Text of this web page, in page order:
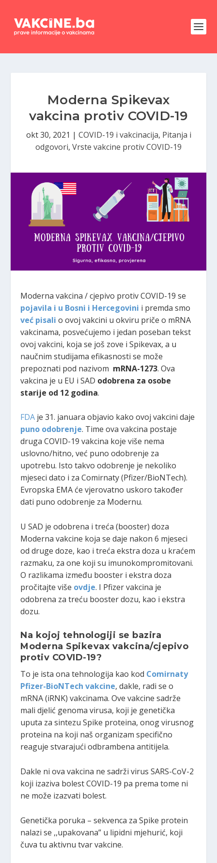
Moderna Spikevax
vakcina protiv COVID-19
okt 30, 2021 | COVID-19 i vakcinacija, Pitanja i
odgovori, Vrste vakcine protiv COVID-19
Moderna vakcina / cjepivo protiv COVID-19 se
pojavila i u Bosni i Hercegovini i premda smo
već pisali o ovoj vakcini u okviru priče o mRNA
vakcinama, posvećujemo i jedan poseban tekst
ovoj vakcini, koja se još zove i Spikevax, a u
naučnim studijama efikasnosti se može
prepoznati pod nazivom mRNA-1273. Ova
vakcina je u EU i SAD odobrena za osobe
starije od 12 godina.
FDA je 31. januara objavio kako ovoj vakcini daje
puno odobrenje. Time ova vakcina postaje
druga COVID-19 vakcina koje više nema
uslovno/hitno, već puno odobrenje za
upotrebu. Isto takvo odobrenje je nekoliko
mjeseci dato i za Comirnaty (Pfizer/BioNTech).
Evropska EMA će vjerovatno uskoro također
dati puno odobrenje za Modernu.
U SAD je odobrena i treća (booster) doza
Moderna vakcine koja se daje nakon 6 mjeseci
od druge doze, kao i treća ekstra doza u kraćem
razmaku, za one koji su imunokompromitovani.
O razlikama između booster i ekstra doza
pročitajte više ovdje. I Pfizer vakcina je
odobrena za treću booster dozu, kao i ekstra
dozu.
Na kojoj tehnologiji se bazira
Moderna Spikevax vakcina/cjepivo
protiv COVID-19?
To je ista ona tehnologija kao kod Comirnaty
Pfizer-BioNTech vakcine, dakle, radi se o
mRNA (iRNK) vakcinama. Ove vakcine sadrže
mali djelić genoma virusa, koji je genetička
uputa za sintezu Spike proteina, onog virusnog
proteina na koji naš organizam specifično
reaguje stvarajući odbrambena antitijela.
Dakle ni ova vakcina ne sadrži virus SARS-CoV-2
koji izaziva bolest COVID-19 pa prema tome ni
ne može izazvati bolest.
Genetička poruka – sekvenca za Spike protein
nalazi se ,,upakovana” u lipidni mjehurić, koji
čuva tu aktivnu tvar vakcine.